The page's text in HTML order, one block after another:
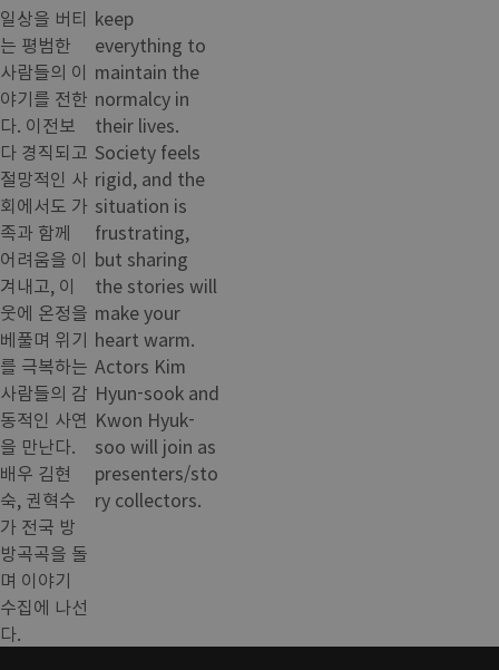
일상을 버티
는 평범한
사람들의 이
야기를 전한
다. 이전보
다 경직되고
절망적인 사
회에서도 가
족과 함께
어려움을 이
겨내고, 이
웃에 온정을
베풀며 위기
를 극복하는
사람들의 감
동적인 사연
을 만난다.
배우 김현
숙, 권혁수
가 전국 방
방곡곡을 돌
며 이야기
수집에 나선
다.
keep
everything to
maintain the
normalcy in
their lives.
Society feels
rigid, and the
situation is
frustrating,
but sharing
the stories will
make your
heart warm.
Actors Kim
Hyun-sook and
Kwon Hyuk-
soo will join as
presenters/sto
ry collectors.